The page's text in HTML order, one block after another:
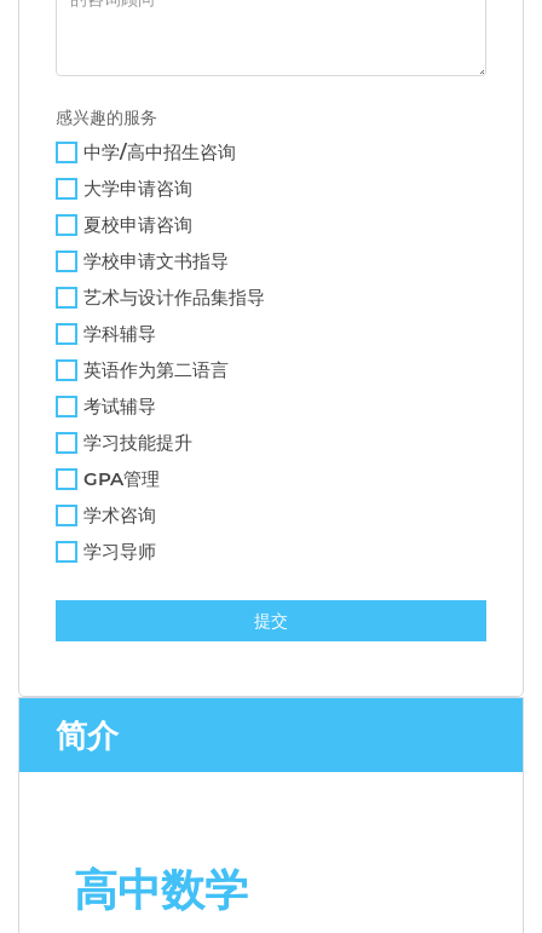
简介
高中数学
感兴趣的服务
中学/高中招生咨询
大学申请咨询
夏校申请咨询
学校申请文书指导
艺术与设计作品集指导
学科辅导
英语作为第二语言
考试辅导
学习技能提升
GPA管理
学术咨询
学习导师
提交